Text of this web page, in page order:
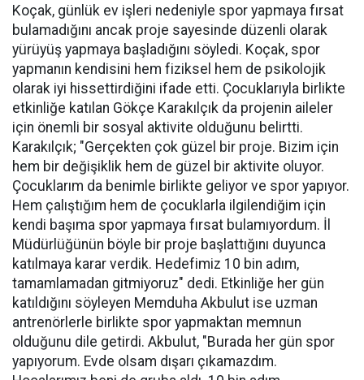
Koçak, günlük ev işleri nedeniyle spor yapmaya fırsat
bulamadığını ancak proje sayesinde düzenli olarak
yürüyüş yapmaya başladığını söyledi. Koçak, spor
yapmanın kendisini hem fiziksel hem de psikolojik
olarak iyi hissettirdiğini ifade etti. Çocuklarıyla birlikte
etkinliğe katılan Gökçe Karakılçık da projenin aileler
için önemli bir sosyal aktivite olduğunu belirtti.
Karakılçık; "Gerçekten çok güzel bir proje. Bizim için
hem bir değişiklik hem de güzel bir aktivite oluyor.
Çocuklarım da benimle birlikte geliyor ve spor yapıyor.
Hem çalıştığım hem de çocuklarla ilgilendiğim için
kendi başıma spor yapmaya fırsat bulamıyordum. İl
Müdürlüğünün böyle bir proje başlattığını duyunca
katılmaya karar verdik. Hedefimiz 10 bin adım,
tamamlamadan gitmiyoruz" dedi. Etkinliğe her gün
katıldığını söyleyen Memduha Akbulut ise uzman
antrenörlerle birlikte spor yapmaktan memnun
olduğunu dile getirdi. Akbulut, "Burada her gün spor
yapıyorum. Evde olsam dışarı çıkamazdım.